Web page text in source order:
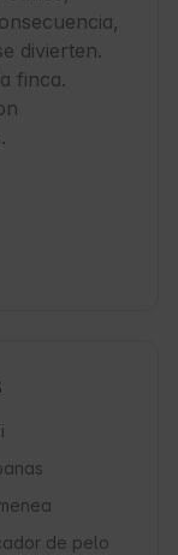
divierten.
finca.
de pelo